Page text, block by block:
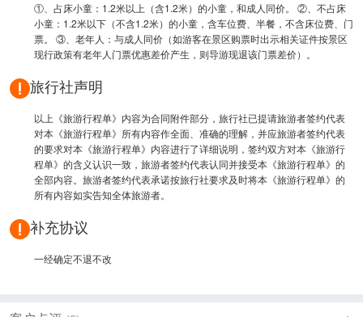
①、占床小童：1.2米以上（含1.2米）的小童，和成人同价。 ②、不占床
小童：1.2米以下（不含1.2米）的小童，含车位费、半餐，不含床位费、门
票。 ③、老年人：与成人同价（如游客在景区购票时出示相关证件按景区
现行政策有老年人门票优惠差价产生，则导游现退该门票差价）。
旅行社声明
以上《旅游行程单》内容为合同附件部分，旅行社已提请旅游者签约代表
对本《旅游行程单》所有内容作全面、准确的理解，并应旅游者签约代表
的要求对本《旅游行程单》内容进行了详细说明，签约双方对本《旅游行
程单》的含义认识一致，旅游者签约代表认同并接受本《旅游行程单》的
全部内容。旅游者签约代表承诺按旅行社要求及时将本《旅游行程单》的
所有内容如实告知全体旅游者。
补充协议
一经确定不退不改